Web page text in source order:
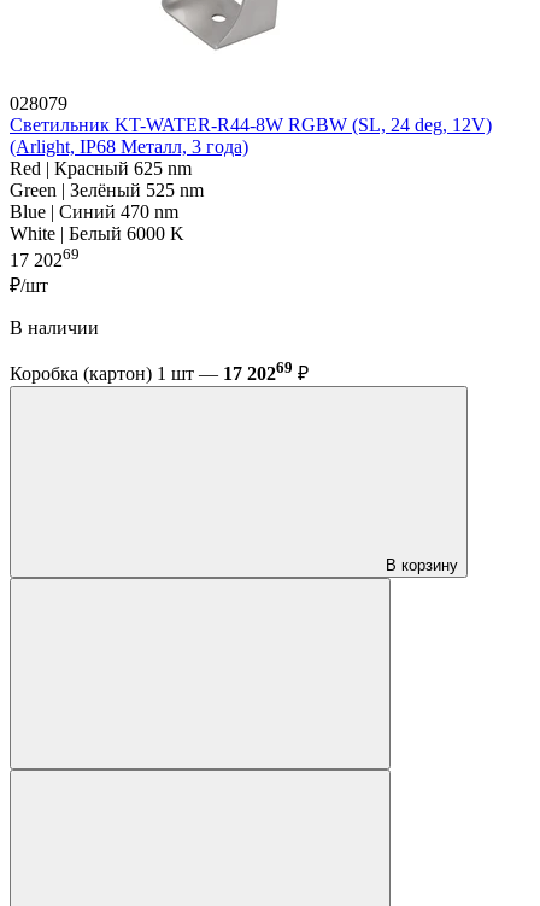
028079
Светильник KT-WATER-R44-8W RGBW (SL, 24 deg, 12V)
(Arlight, IP68 Металл, 3 года)
Red | Красный 625 nm
Green | Зелёный 525 nm
Blue | Синий 470 nm
White | Белый 6000 K
17 20269
₽/шт
В наличии
Коробка (картон) 1 шт — 17 20269 ₽
В корзину